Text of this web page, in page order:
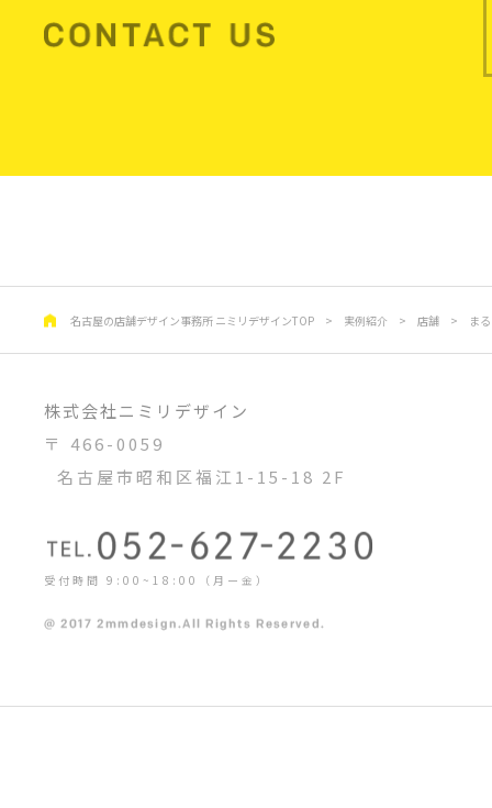
名古屋の店舗デザイン事務所 ニミリデザインTOP > 実例紹介 > 店舗 > ま
株式会社ニミリデザイン
〒 466-0059
名古屋市昭和区福江1-15-18 2F
受付時間 9:00~18:00（月ー金）